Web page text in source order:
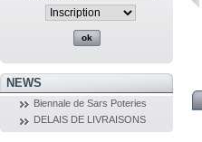
NEWS
Biennale de Sars Poteries
DELAIS DE LIVRAISONS
220 Pervenche